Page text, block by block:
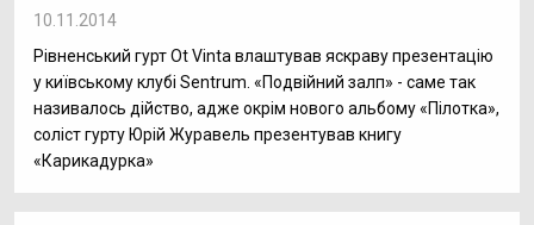
10.11.2014
Рівненський гурт Ot Vinta влаштував яскраву презентацію
у київському клубі Sentrum. «Подвійний залп» - саме так
називалось дійство, адже окрім нового альбому «Пілотка»,
соліст гурту Юрій Журавель презентував книгу
«Карикадурка»